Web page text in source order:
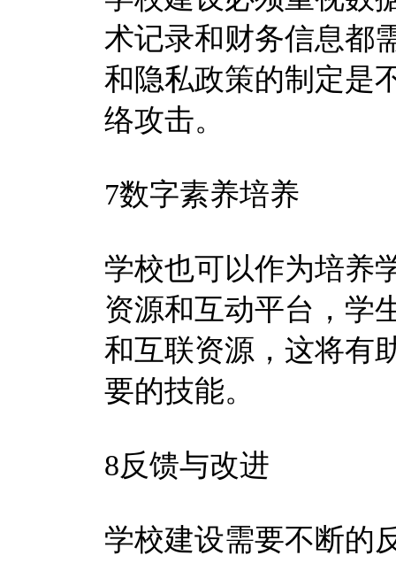
术记录和财务信息都
和隐私政策的制定是
络攻击。
7数字素养培养
学校也可以作为培养
资源和互动平台，学
和互联资源，这将有
要的技能。
8反馈与改进
学校建设需要不断的